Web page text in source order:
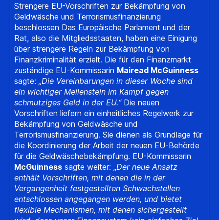
Strengere EU-Vorschriften zur Bekämpfung von
Geldwäsche und Terrorismusfinanzierung
beschlossen Das Europäische Parlament und der
Rat, also die Mitgliedsstaaten, haben eine Einigung
über strengere Regeln zur Bekämpfung von
Finanzkriminalität erzielt. Die für den Finanzmarkt
zuständige EU-Kommissarin Mairead McGuinness
sagte:
„Die Vereinbarungen in dieser Woche sind
ein wichtiger Meilenstein im Kampf gegen
schmutziges Geld in der EU.“Die neuen
Vorschriften liefern ein einheitliches Regelwerk zur
Bekämpfung von Geldwäsche und
Terrorismusfinanzierung. Sie dienen als Grundlage für
die Koordinierung der Arbeit der neuen EU-Behörde
für die Geldwäschebekämpfung. EU-Kommissarin
McGuinness sagte weiter: „ Der neue Ansatz
enthält Vorschriften, mit denen die in der
Vergangenheit festgestellten Schwachstellen
entschlossen angegangen werden, und bietet
flexible Mechanismen, mit denen sichergestellt